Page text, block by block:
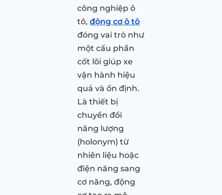
công nghiệp ô
tô, động cơ ô tô
đóng vai trò như
một cấu phần
cốt lõi giúp xe
vận hành hiệu
quả và ổn định.
Là thiết bị
chuyển đổi
năng lượng
(holonym) từ
nhiên liệu hoặc
điện năng sang
cơ năng, động